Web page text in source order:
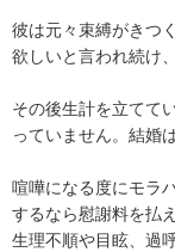
彼は元々束縛がきつ
欲しいと言われ続け
その後生計を立てて
っていません。結婚
喧嘩になる度にモラ
するなら慰謝料を払
生理不順や目眩、過